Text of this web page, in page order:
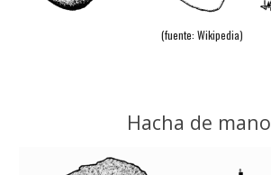
(fuente: Wikipedia)
Hacha de mano